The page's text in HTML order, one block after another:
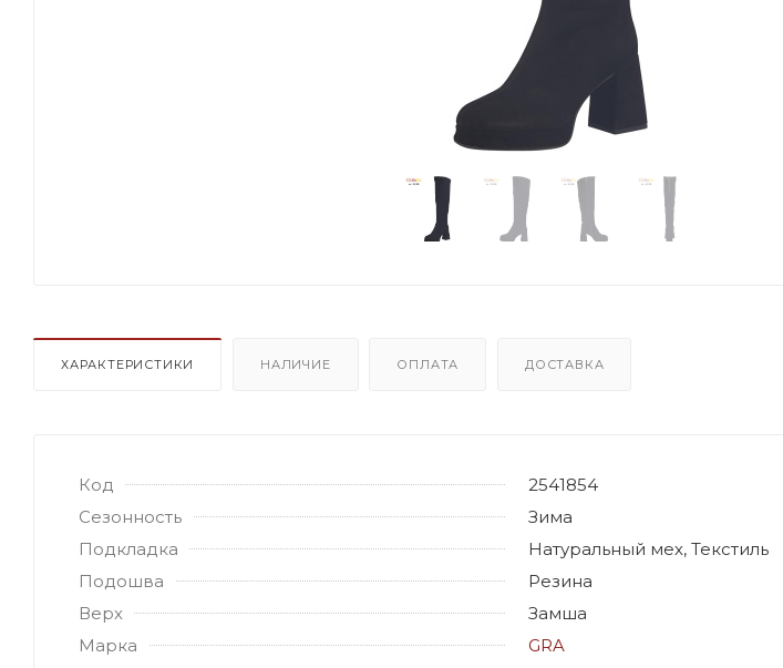
ХАРАКТЕРИСТИКИ НАЛИЧИЕ ОПЛАТА ДОСТАВКА
Код
2541854
Сезонность
Зима
Подкладка
Натуральный мех, Текстиль
Подошва
Резина
Верх
Замша
Марка
GRA